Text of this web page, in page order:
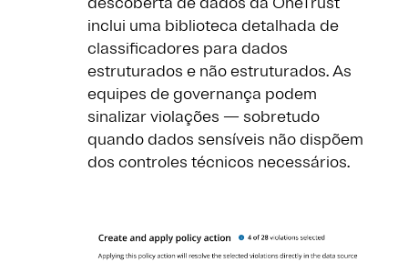
inclui uma biblioteca detalhada de
classificadores para dados
estruturados e não estruturados. As
equipes de governança podem
sinalizar violações — sobretudo
quando dados sensíveis não dispõem
dos controles técnicos necessários.